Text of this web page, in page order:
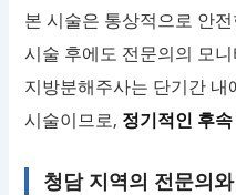
본 시술은 통상적으로 안
시술 후에도 전문의의 모
지방분해주사는 단기간 내
시술이므로, 정기적인 후
청담 지역의 전문의